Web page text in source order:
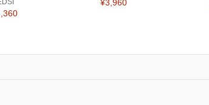
¥3,960